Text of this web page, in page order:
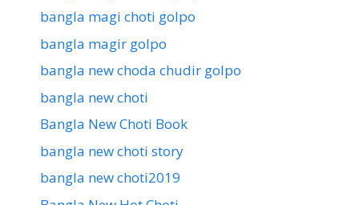
bangla magi choti golpo
bangla magir golpo
bangla new choda chudir golpo
bangla new choti
Bangla New Choti Book
bangla new choti story
bangla new choti2019